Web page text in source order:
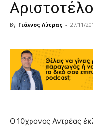
By Γιάννος Λύτρας - 27/11/
Ο 10χρονος Αντρέας